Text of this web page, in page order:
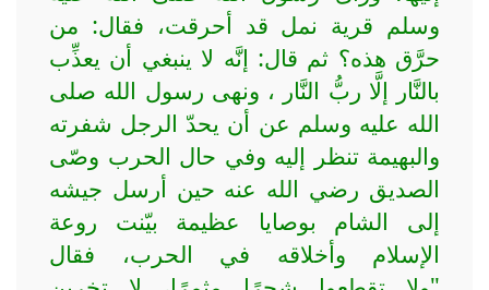
وسلم قرية نمل قد أحرقت، فقال: من
حرَّق هذه؟ ثم قال: إنَّه لا ينبغي أن يعذِّب
بالنَّار إلَّا ربُّ النَّار ، ونهى رسول الله صلى
الله عليه وسلم عن أن يحدّ الرجل شفرته
والبهيمة تنظر إليه وفي حال الحرب وصّى
الصديق رضي الله عنه حين أرسل جيشه
إلى الشام بوصايا عظيمة بيّنت روعة
الإسلام وأخلاقه في الحرب، فقال